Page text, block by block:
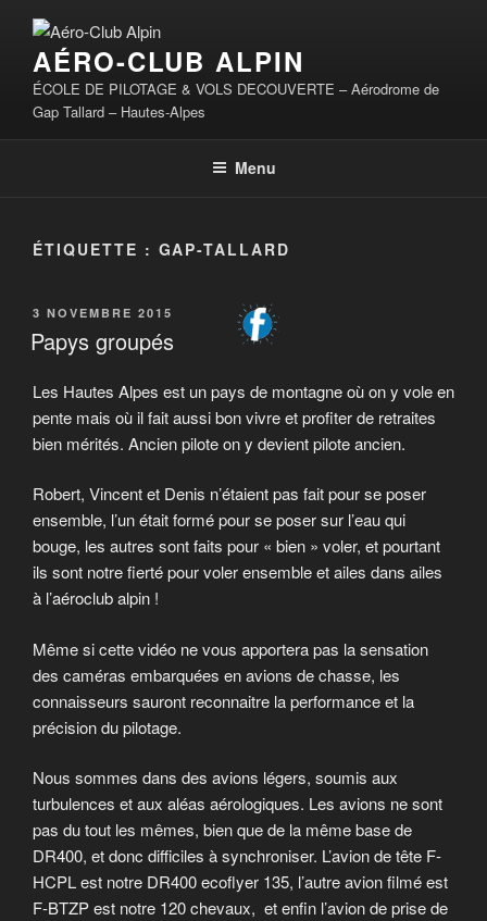
contenu
principal
AÉRO-CLUB ALPIN
ÉCOLE DE PILOTAGE & VOLS DECOUVERTE – Aérodrome de
Gap Tallard – Hautes-Alpes
Menu
ÉTIQUETTE : GAP-TALLARD
PUBLIÉ
LE
3 NOVEMBRE 2015
Papys groupés
Les Hautes Alpes est un pays de montagne où on y vole en
pente mais où il fait aussi bon vivre et profiter de retraites
bien mérités. Ancien pilote on y devient pilote ancien.
Robert, Vincent et Denis n’étaient pas fait pour se poser
ensemble, l’un était formé pour se poser sur l’eau qui
bouge, les autres sont faits pour « bien » voler, et pourtant
ils sont notre fierté pour voler ensemble et ailes dans ailes
à l’aéroclub alpin !
Même si cette vidéo ne vous apportera pas la sensation
des caméras embarquées en avions de chasse, les
connaisseurs sauront reconnaitre la performance et la
précision du pilotage.
Nous sommes dans des avions légers, soumis aux
turbulences et aux aléas aérologiques. Les avions ne sont
pas du tout les mêmes, bien que de la même base de
DR400, et donc difficiles à synchroniser. L’avion de tête F-
HCPL est notre DR400 ecoflyer 135, l’autre avion filmé est
F-BTZP est notre 120 chevaux, et enfin l’avion de prise de